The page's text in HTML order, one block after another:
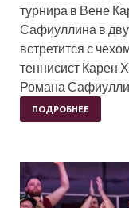
турнира в Вене
Сафиуллина в
встретится с
теннисист Карен
Романа
ПОДРОБНЕЕ